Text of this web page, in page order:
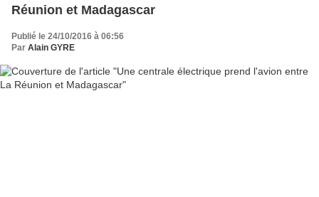
Réunion et Madagascar
Publié le 24/10/2016 à 06:56
Par Alain GYRE